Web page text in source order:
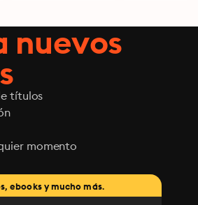
nuevos
títulos
momento
ebooks y mucho más.